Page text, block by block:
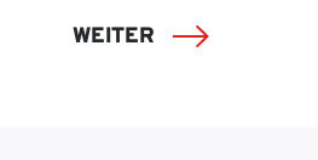
WEITER